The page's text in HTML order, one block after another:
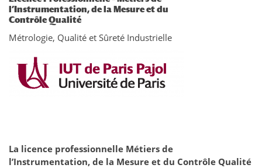
l’Instrumentation, de la Mesure et du
Contrôle Qualité
Métrologie, Qualité et Sûreté Industrielle
La licence professionnelle Métiers de
l’Instrumentation, de la Mesure et du Contrôle Qualité